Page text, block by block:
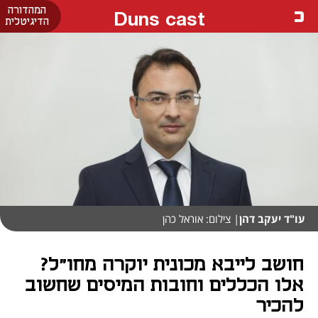
המהדורה
הדיגיטלית
Duns cast
עו"ד יעקב דהן| צילום: אוראל כהן
חושב לייבא מכונית יוקרה מחו"ל?
אלו הכללים וחובות המיסים שחשוב
להכיר